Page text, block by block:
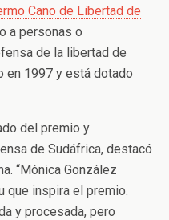
Cano de Libertad de
a personas o
de la libertad de
en 1997 y está dotado
del premio y
de Sudáfrica, destacó
“Mónica González
que inspira el premio.
y procesada, pero